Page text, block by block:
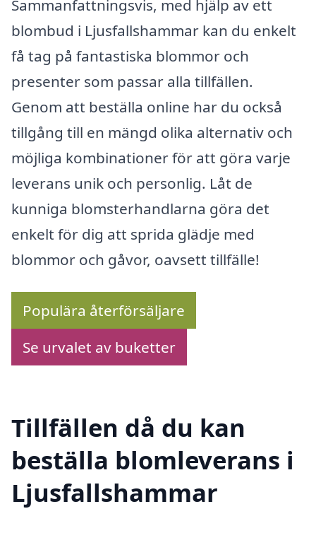
Sammanfattningsvis, med hjälp av ett
blombud i Ljusfallshammar kan du enkelt
få tag på fantastiska blommor och
presenter som passar alla tillfällen.
Genom att beställa online har du också
tillgång till en mängd olika alternativ och
möjliga kombinationer för att göra varje
leverans unik och personlig. Låt de
kunniga blomsterhandlarna göra det
enkelt för dig att sprida glädje med
blommor och gåvor, oavsett tillfälle!
Populära återförsäljare
Se urvalet av buketter
Tillfällen då du kan
beställa blomleverans i
Ljusfallshammar